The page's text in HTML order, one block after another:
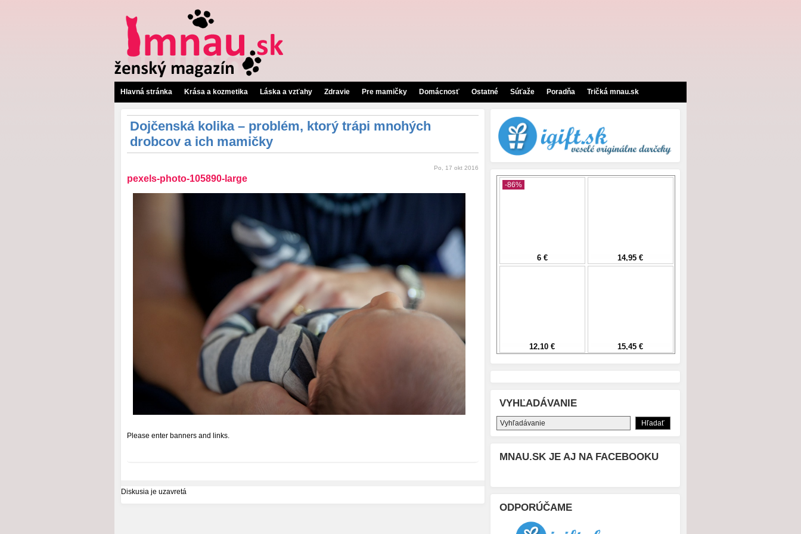
Hlavná stránka Krása a kozmetika Láska a vzťahy Zdravie Pre mamičky Domácnosť Ostatné Súťaže Poradňa Tričká mnau.sk
Dojčenská kolika – problém, ktorý trápi mnohých
drobcov a ich mamičky
Po, 17 okt 2016
pexels-photo-105890-large
Please enter banners and links.
Diskusia je uzavretá
VYHĽADÁVANIE
MNAU.SK JE AJ NA FACEBOOKU
ODPORÚČAME